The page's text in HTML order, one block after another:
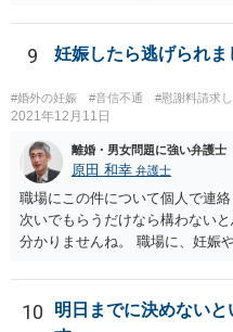
9 妊娠したら逃げられま
#婚外の妊娠 #音信不通 #慰謝料請求
2021年12月11日
離婚・男女問題に強い弁護士
原田 和幸 弁護士
職場にこの件について個人で連
次いでもらうだけなら構わない
分かりませんね。 職場に、妊娠
難しいと思われれば、弁護士に
い。 一度、お近くの弁護士に相
10
明日までに決めない